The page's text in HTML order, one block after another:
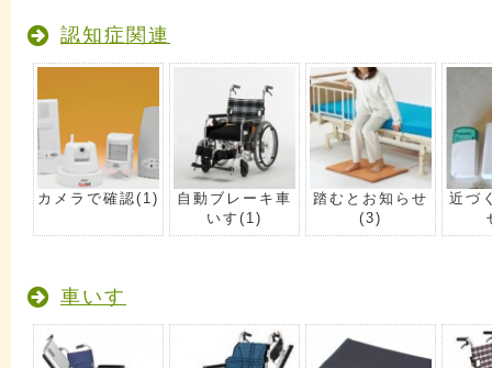
認知症関連
カメラで確認(1)
自動ブレーキ車
いす (1)
踏むとお知らせ
(3)
近づ
車いす